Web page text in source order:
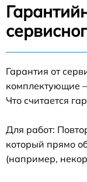
Гарантия от
комплектующие
Что считается
Для работ:
который прямо
(например,